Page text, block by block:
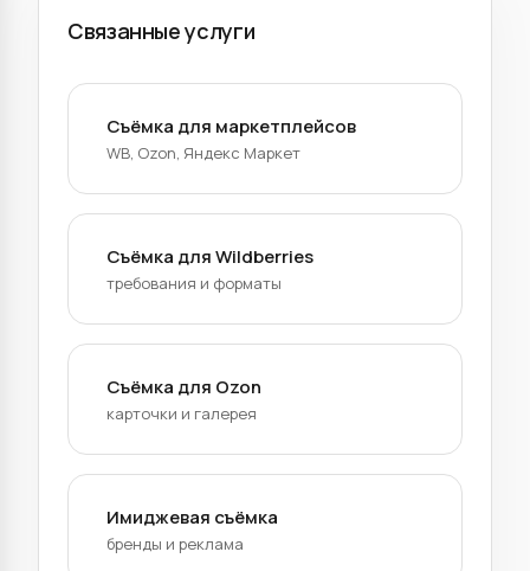
Связанные услуги
Съёмка для маркетплейсов
WB, Ozon, Яндекс Маркет
Съёмка для Wildberries
требования и форматы
Съёмка для Ozon
карточки и галерея
Имиджевая съёмка
бренды и реклама